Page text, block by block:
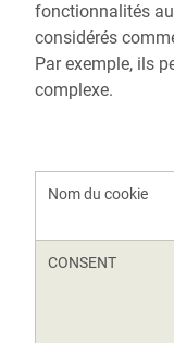
fonctionnalités
considérés
Par exemple, ils
complexe.
Nom du cookie
CONSENT